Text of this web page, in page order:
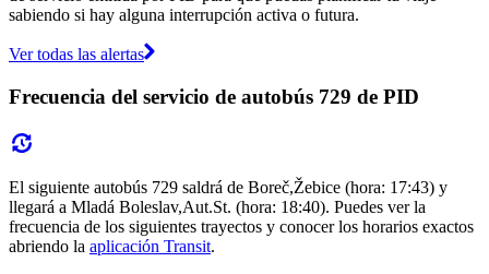
sabiendo si hay alguna interrupción activa o futura.
Ver todas las alertas
Frecuencia del servicio de autobús 729 de PID
El siguiente autobús 729 saldrá de Boreč,Žebice (hora: 17:43) y
llegará a Mladá Boleslav,Aut.St. (hora: 18:40). Puedes ver la
frecuencia de los siguientes trayectos y conocer los horarios exactos
abriendo la aplicación Transit.